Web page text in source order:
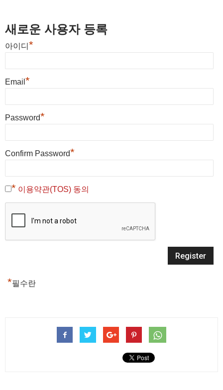
새로운 사용자 등록
아이디 *
Email *
Password*
Confirm Password*
* 이용약관(TOS) 동의
*필수란